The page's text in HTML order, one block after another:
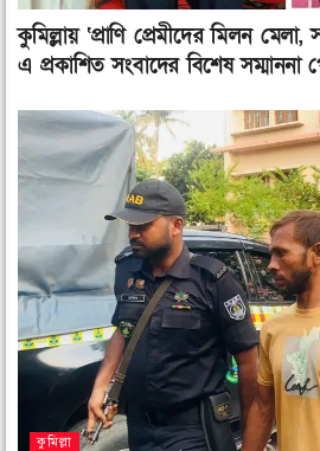
কুমিল্লায় ‘প্রাণি প্রেমীদের মিলন
এ প্রকাশিত সংবাদের বিশেষ সম্মাননা
কুমিল্লা